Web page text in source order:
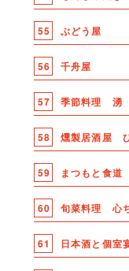
55 ぶどう屋
56 千舟屋
57 季節料理 湧
58 燻製居酒屋
59 まつもと食道
60 旬菜料理 心
61 日本酒と個